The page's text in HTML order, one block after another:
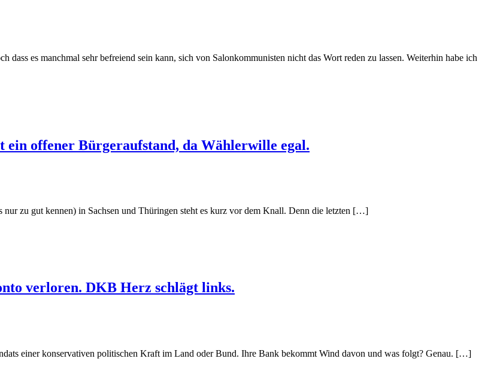
es manchmal sehr befreiend sein kann, sich von Salonkommunisten nicht das Wort reden zu lassen. Weiterhin habe ich
offener Bürgeraufstand, da Wählerwille egal.
zu gut kennen) in Sachsen und Thüringen steht es kurz vor dem Knall. Denn die letzten […]
verloren. DKB Herz schlägt links.
einer konservativen politischen Kraft im Land oder Bund. Ihre Bank bekommt Wind davon und was folgt? Genau. […]